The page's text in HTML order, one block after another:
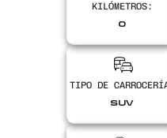
KILÓMETROS:
0
TIPO DE
SUV